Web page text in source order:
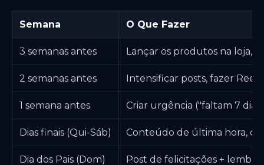
Semana O Que Fazer
3 semanas antes Lançar os produtos na loja,
2 semanas antes Intensificar posts, fazer
1 semana antes Criar urgência ("faltam 7
Dias finais (Qui-Sáb) Conteúdo de última hora,
Dia dos Pais (Dom) Post de felicitações +